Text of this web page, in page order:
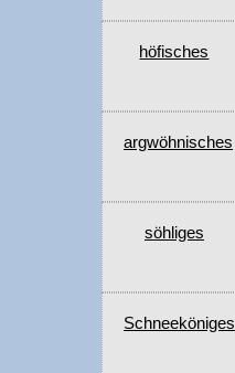
höfisches
argwöhnisches
söhliges
Schneeköniges